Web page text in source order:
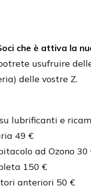
che è attiva la
usufruire
delle vostre Z.
lubrificanti e
49 €
ad Ozono 30
150 €
anteriori 50 €